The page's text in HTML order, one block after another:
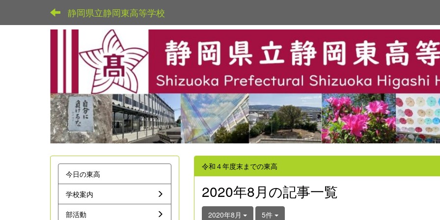
静岡県立静岡東高等学校
令和４年度末までの東高
2020年8月の記事一覧
2020年8月 5件
今日の東高
学校案内
部活動